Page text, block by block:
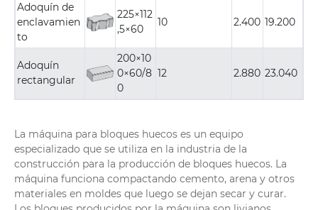
Adoquín de
enclavamien
to
225×112
,5×60
10 2.400 19.200
Adoquín
rectangular
200×10
0×60/8
0
12 2.880 23.040
La máquina para bloques huecos es un equipo
especializado que se utiliza en la industria de la
construcción para la producción de bloques huecos. La
máquina funciona compactando cemento, arena y otros
materiales en moldes que luego se dejan secar y curar.